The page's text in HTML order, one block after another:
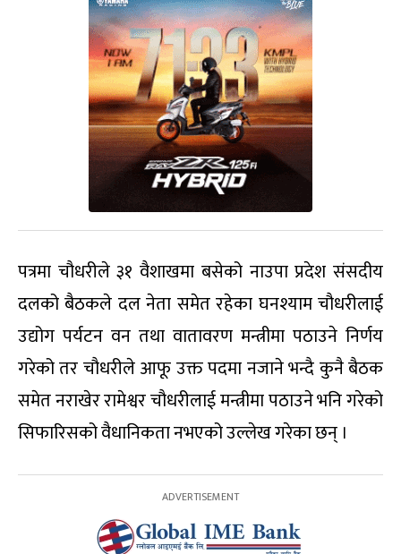
पत्रमा चौधरीले ३१ वैशाखमा बसेको नाउपा प्रदेश संसदीय
दलको बैठकले दल नेता समेत रहेका घनश्याम चौधरीलाई
उद्योग पर्यटन वन तथा वातावरण मन्त्रीमा पठाउने निर्णय
गरेको तर चौधरीले आफू उक्त पदमा नजाने भन्दै कुनै बैठक
समेत नराखेर रामेश्वर चौधरीलाई मन्त्रीमा पठाउने भनि गरेको
सिफारिसको वैधानिकता नभएको उल्लेख गरेका छन् ।